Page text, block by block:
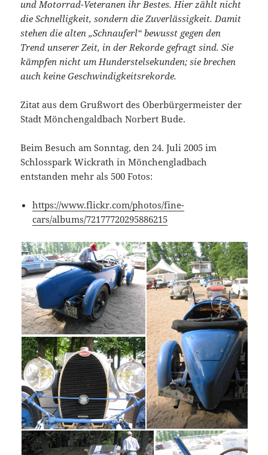
und Motorrad-Veteranen ihr Bestes. Hier zählt nicht
die Schnelligkeit, sondern die Zuverlässigkeit. Damit
stehen die alten „Schnauferl“ bewusst gegen den
Trend unserer Zeit, in der Rekorde gefragt sind. Sie
kämpfen nicht um Hunderstelsekunden; sie brechen
auch keine Geschwindigkeitsrekorde.
Zitat aus dem Grußwort des Oberbürgermeister der
Stadt Mönchengaldbach Norbert Bude.
Beim Besuch am Sonntag, den 24. Juli 2005 im
Schlosspark Wickrath in Mönchengladbach
entstanden mehr als 500 Fotos:
https://www.flickr.com/photos/fine-
cars/albums/72177720295886215